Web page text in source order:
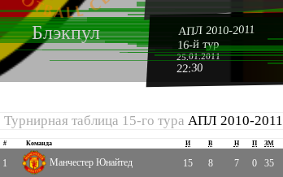
Блэкпул АПЛ 2010-2011
16-й тур
25.01.2011
22:30
Турнирная таблица 15-го тураАПЛ 2010-2011
# Команда И В Н П ЗМ
1 Манчестер Юнайтед 15 8 7 0 35